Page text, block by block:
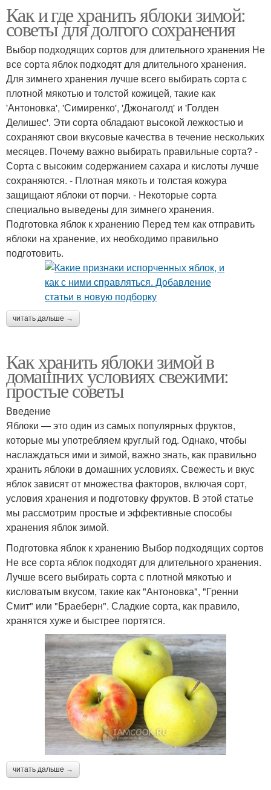
Как и где хранить яблоки зимой:
советы для долгого сохранения
Выбор подходящих сортов для длительного хранения Не
все сорта яблок подходят для длительного хранения.
Для зимнего хранения лучше всего выбирать сорта с
плотной мякотью и толстой кожицей, такие как
'Антоновка', 'Симиренко', 'Джонаголд' и 'Голден
Делишес'. Эти сорта обладают высокой лежкостью и
сохраняют свои вкусовые качества в течение нескольких
месяцев. Почему важно выбирать правильные сорта? -
Сорта с высоким содержанием сахара и кислоты лучше
сохраняются. - Плотная мякоть и толстая кожура
защищают яблоки от порчи. - Некоторые сорта
специально выведены для зимнего хранения.
Подготовка яблок к хранению Перед тем как отправить
яблоки на хранение, их необходимо правильно
подготовить.
читать дальше →
Как хранить яблоки зимой в
домашних условиях свежими:
простые советы
Введение
Яблоки — это один из самых популярных фруктов,
которые мы употребляем круглый год. Однако, чтобы
наслаждаться ими и зимой, важно знать, как правильно
хранить яблоки в домашних условиях. Свежесть и вкус
яблок зависят от множества факторов, включая сорт,
условия хранения и подготовку фруктов. В этой статье
мы рассмотрим простые и эффективные способы
хранения яблок зимой.
Подготовка яблок к хранению Выбор подходящих сортов
Не все сорта яблок подходят для длительного хранения.
Лучше всего выбирать сорта с плотной мякотью и
кисловатым вкусом, такие как "Антоновка", "Гренни
Смит" или "Браеберн". Сладкие сорта, как правило,
хранятся хуже и быстрее портятся.
читать дальше →